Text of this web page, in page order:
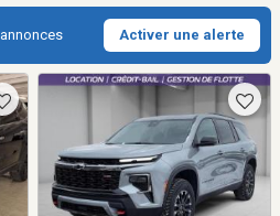
Activer une alerte